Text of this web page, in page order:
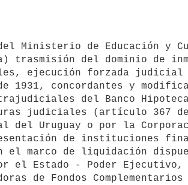
del dominio de
ejecución forzada
1931, concordantes y
del Banco
judiciales (artículo 367
del Uruguay o por la
de instituciones
marco de liquidación
el Estado - Poder Ejecutivo,
de Fondos Complementarios